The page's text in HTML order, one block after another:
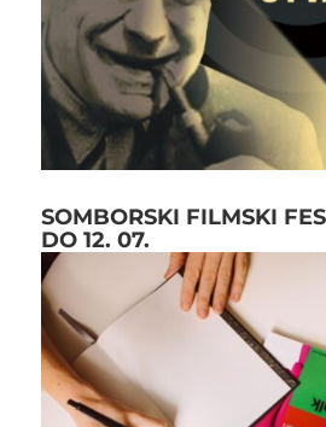
SOMBORSKI FILMSKI
DO 12. 07.